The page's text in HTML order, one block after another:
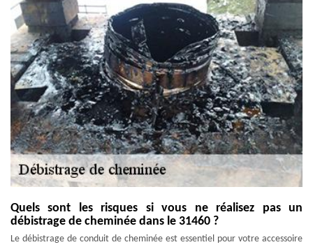
Quels sont les risques si vous ne réalisez pas un
débistrage de cheminée dans le 31460 ?
Le débistrage de conduit de cheminée est essentiel pour votre accessoire